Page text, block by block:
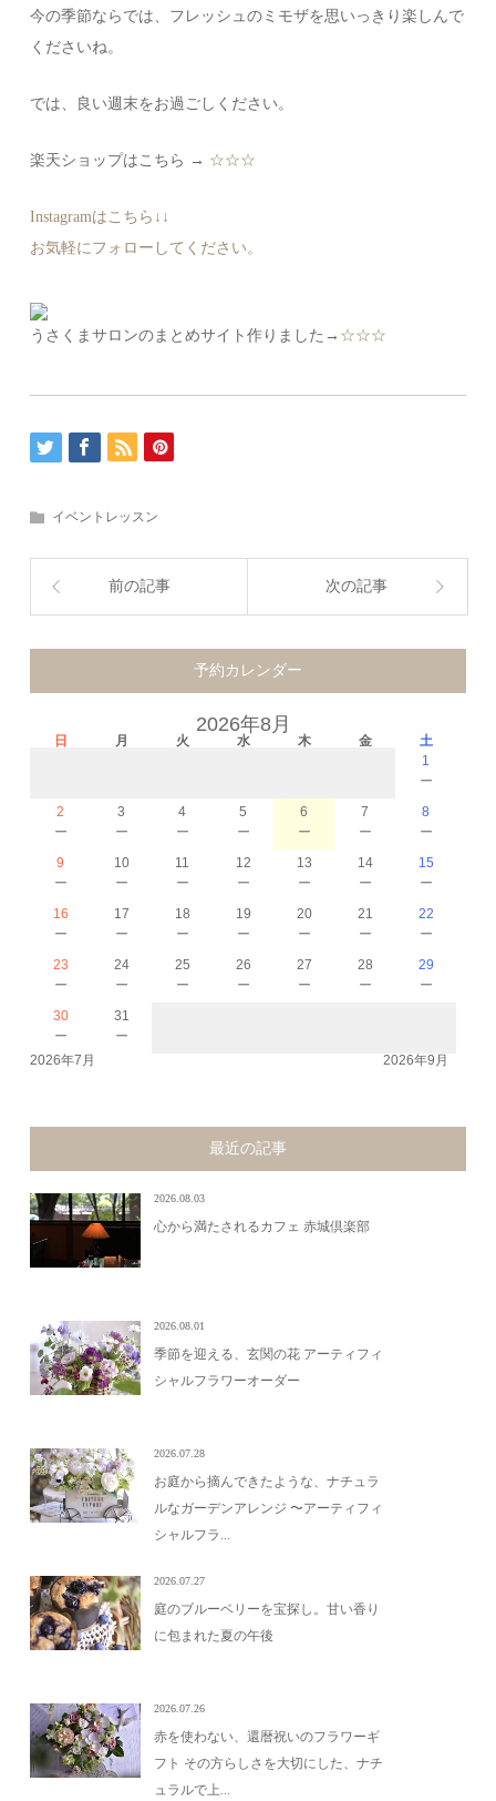
今の季節ならでは、フレッシュのミモザを思いっきり楽しんで
くださいね。
では、良い週末をお過ごしください。
楽天ショップはこちら → ☆☆☆
Instagramはこちら↓↓
お気軽にフォローしてください。
うさくまサロンのまとめサイト作りました→ ☆☆☆
イベントレッスン
前の記事 次の記事
予約カレンダー
2026年8月
日 月 火 水 木 金
土
1
－
2
－
3
－
4
－
5
－
6
－
7
－
8
－
9
－
10
－
11
－
12
－
13
－
14
－
15
－
16
－
17
－
18
－
19
－
20
－
21
－
22
－
23
－
24
－
25
－
26
－
27
－
28
－
29
－
30
－
31
－
2026年7月 2026年9月
最近の記事
2026.08.03
心から満たされるカフェ 赤城倶楽部
2026.08.01
季節を迎える、玄関の花 アーティフィ
シャルフラワーオーダー
2026.07.28
お庭から摘んできたような、ナチュラ
ルなガーデンアレンジ 〜アーティフィ
シャルフラ...
2026.07.27
庭のブルーベリーを宝探し。甘い香り
に包まれた夏の午後
2026.07.26
赤を使わない、還暦祝いのフラワーギ
フト その方らしさを大切にした、ナチ
ュラルで上...